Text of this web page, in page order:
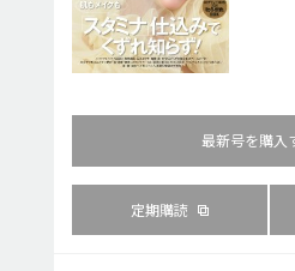
最新号を購入
定期購読